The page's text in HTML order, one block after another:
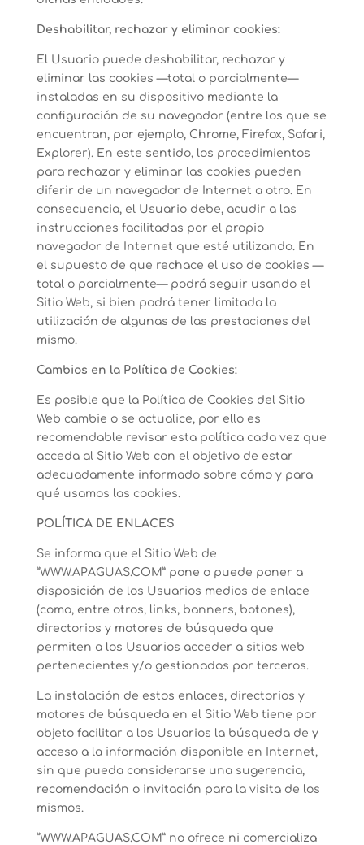
Deshabilitar, rechazar y eliminar cookies:
El Usuario puede deshabilitar, rechazar y
eliminar las cookies —total o parcialmente—
instaladas en su dispositivo mediante la
configuración de su navegador (entre los que se
encuentran, por ejemplo, Chrome, Firefox, Safari,
Explorer). En este sentido, los procedimientos
para rechazar y eliminar las cookies pueden
diferir de un navegador de Internet a otro. En
consecuencia, el Usuario debe, acudir a las
instrucciones facilitadas por el propio
navegador de Internet que esté utilizando. En
el supuesto de que rechace el uso de cookies —
total o parcialmente— podrá seguir usando el
Sitio Web, si bien podrá tener limitada la
utilización de algunas de las prestaciones del
mismo.
Cambios en la Política de Cookies:
Es posible que la Política de Cookies del Sitio
Web cambie o se actualice, por ello es
recomendable revisar esta política cada vez que
acceda al Sitio Web con el objetivo de estar
adecuadamente informado sobre cómo y para
qué usamos las cookies.
POLÍTICA DE ENLACES
Se informa que el Sitio Web de
“WWW.APAGUAS.COM” pone o puede poner a
disposición de los Usuarios medios de enlace
(como, entre otros, links, banners, botones),
directorios y motores de búsqueda que
permiten a los Usuarios acceder a sitios web
pertenecientes y/o gestionados por terceros.
La instalación de estos enlaces, directorios y
motores de búsqueda en el Sitio Web tiene por
objeto facilitar a los Usuarios la búsqueda de y
acceso a la información disponible en Internet,
sin que pueda considerarse una sugerencia,
recomendación o invitación para la visita de los
mismos.
“WWW.APAGUAS.COM” no ofrece ni comercializa